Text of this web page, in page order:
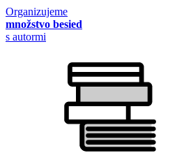
Organizujeme
množstvo besied
s autormi